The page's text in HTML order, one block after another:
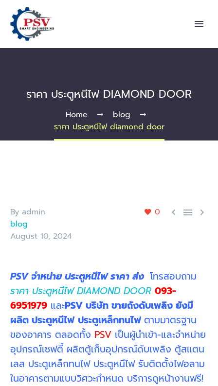
ราคา ประตูหนีไฟ DIAMOND DOOR
Home
blog
ราคา ประตูหนีไฟ diamond door
0   
By admin
blog
August 10, 2024
PSV จำหน่าย ประตูหนีไฟ ราคา ส่ง โทรสอบถาม
ราคา ประตูหนีไฟ DIAMOND DOOR 093-
6951979 และPSV บริษัท ขายถังดับเพลิง ยังมี
ผลิต ประตูหนีไฟ ประตูเหล็กทนไฟตามมาตรฐาน
ของอาคาร ตลอดทั้ง PSV เป็นผู้นำเข้า-และจำหน่าย
อุปกรณ์เซฟตี้ ผลิตตู้เก็บอุปกรณ์ดับเพลิง ตู้สแตน
เลส ประตูเหล็กทนไฟ ประตูหนีไฟ รับติดตั้งไฟอลาม
ในอาคารตามแบบวิศวะกำหนด บริการดูหน้างานฟรี!